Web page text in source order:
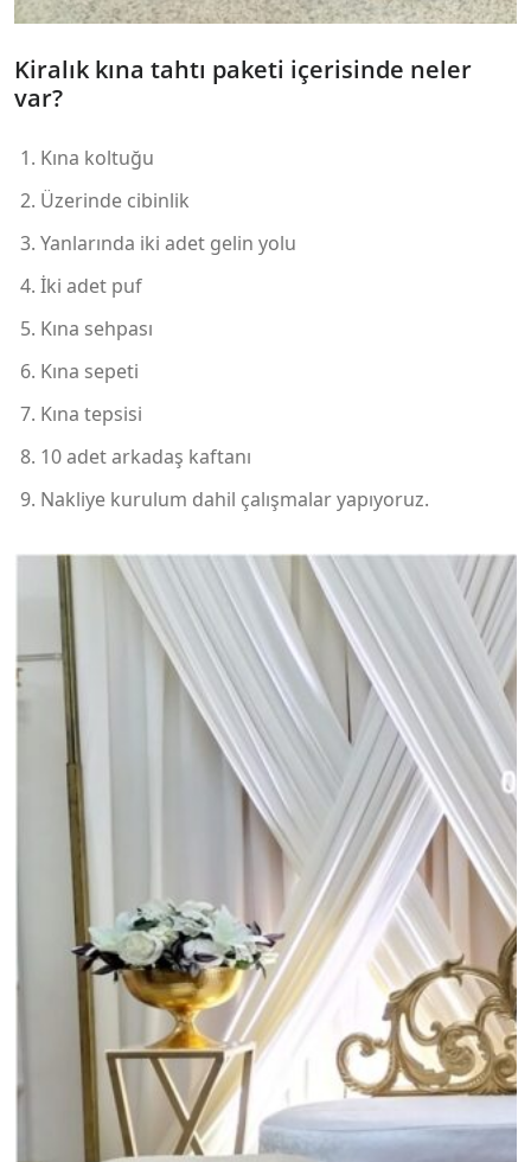
Kiralık kına tahtı paketi içerisinde neler
var?
Kına koltuğu
Üzerinde cibinlik
Yanlarında iki adet gelin yolu
İki adet puf
Kına sehpası
Kına sepeti
Kına tepsisi
10 adet arkadaş kaftanı
Nakliye kurulum dahil çalışmalar yapıyoruz.